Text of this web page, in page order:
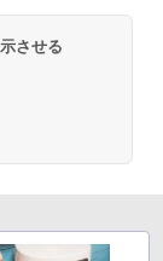
させる